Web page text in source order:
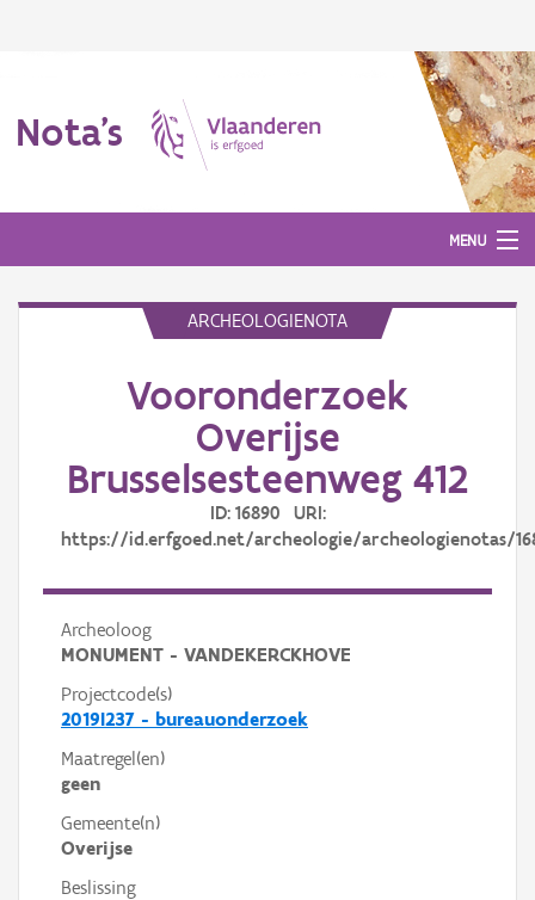
Nota's
MENU
ARCHEOLOGIENOTA
Vooronderzoek
Overijse
Brusselsesteenweg 412
ID: 16890 URI:
https://id.erfgoed.net/archeologie/archeologienotas/
Archeoloog
MONUMENT - VANDEKERCKHOVE
Projectcode(s)
2019I237 - bureauonderzoek
Maatregel(en)
geen
Gemeente(n)
Overijse
Beslissing